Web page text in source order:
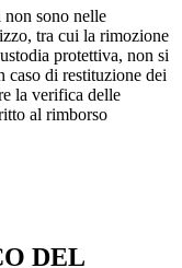
sono nelle
tra cui la rimozione
protettiva, non si
caso di restituzione dei
la verifica delle
al rimborso
DEL